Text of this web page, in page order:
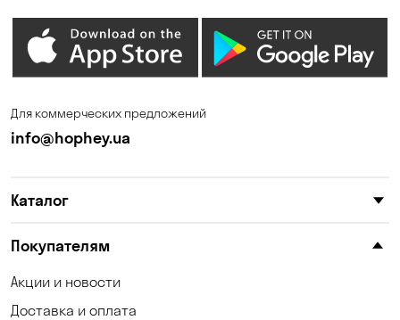
Для коммерческих предложений
info@hophey.ua
Каталог
Покупателям
Акции и новости
Доставка и оплата